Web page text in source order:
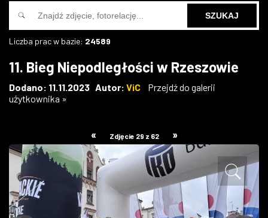
IMPREZY
W KINACH
ZDJĘCIA
W RZESZOWIE
Liczba prac w bazie: 24589
11. Bieg Niepodległości w Rzeszowie
Dodano: 11.11.2023 Autor: ViC
Przejdź do galerii
użytkownika »
« Zdjęcie 29 z 62 »